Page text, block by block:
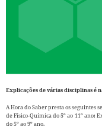
Explicações de várias disciplinas é
A Hora do Saber presta os seguintes
de Físico-Química do 5º ao 11º ano;
do 5º ao 9º ano.